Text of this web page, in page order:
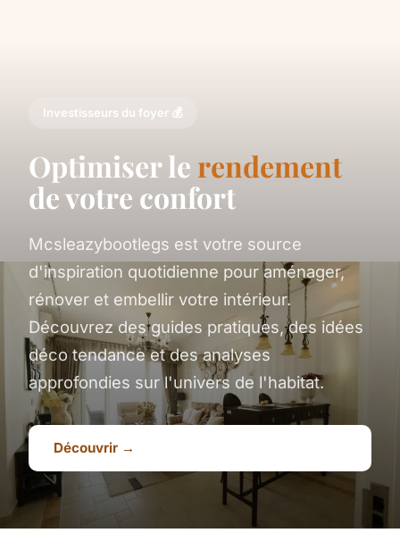
Investisseurs du foyer 💰
Optimiser lerendement
de votre confort
Mcsleazybootlegs est votre source
d'inspiration quotidienne pour aménager,
rénover et embellir votre intérieur.
Découvrez des guides pratiques, des idées
déco tendance et des analyses
approfondies sur l'univers de l'habitat.
Découvrir →